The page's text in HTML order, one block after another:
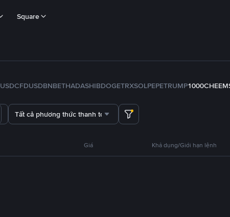
Square
USDCFDUSDBNBETHADASHIBDOGETRXSOLPEPETRUMP
Tất cả phương thức thanh toán
Giá Khả dụng/Giới hạn lệnh